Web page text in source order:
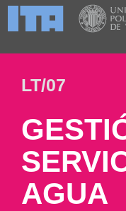
LT/07
AGUA